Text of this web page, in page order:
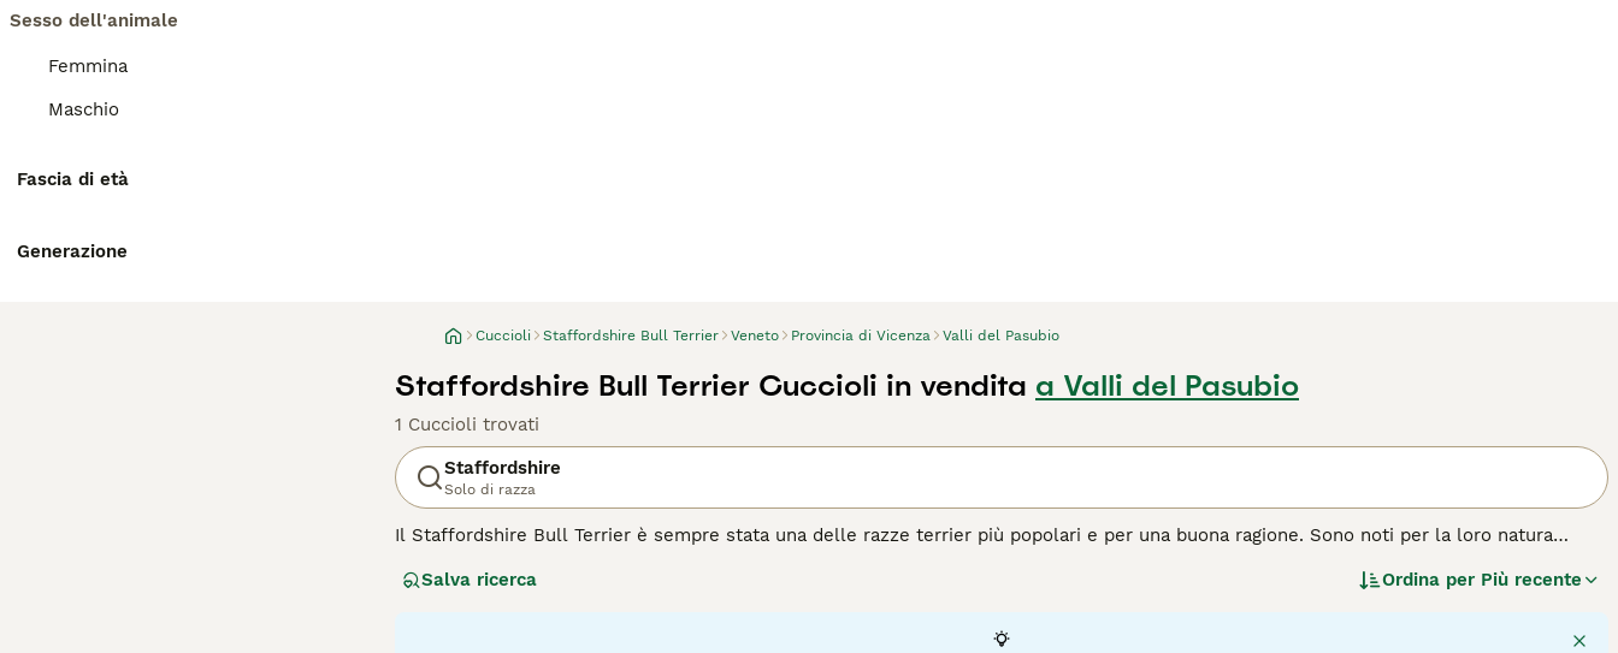
Sesso dell'animale
Femmina
Maschio
Fascia di età
Generazione
Cuccioli Staffordshire Bull Terrier Veneto Provincia di Vicenza Valli del Pasubio
Staffordshire Bull Terrier Cuccioli in vendita a Valli del Pasubio
1 Cuccioli trovati
Staffordshire
Solo di razza
Il Staffordshire Bull Terrier è sempre stata una delle razze terrier più popolari e per una buona ragione. Sono noti per la loro natura
Gli staffy, come vengono affettuosamente chiamati, sono diventati anche uno dei cani più popolari nelle mostre canine e per fortuna
Salva ricerca Ordina per Più recente